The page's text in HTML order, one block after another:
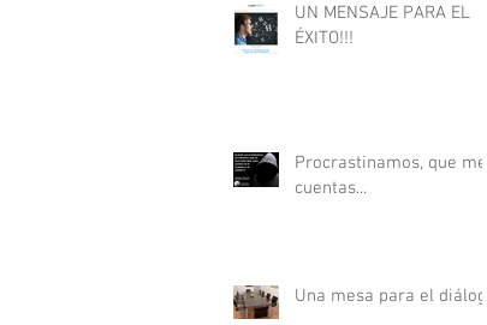
UN MENSAJE PARA EL
ÉXITO!!!
Procrastinamos, que me
cuentas...
Una mesa para el diálogo